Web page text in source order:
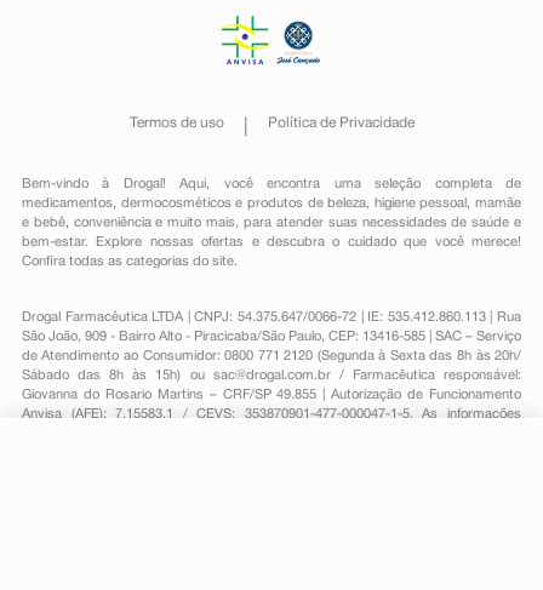
Termos de uso Política de Privacidade
Bem-vindo à Drogal! Aqui, você encontra uma seleção completa de
medicamentos , dermocosméticos e produtos de beleza, higiene pessoal ,mamãe
e bebê, conveniênciae muito mais, para atender suas necessidades de saúde e
bem-estar. Explore nossas ofertas e descubra o cuidado que você merece!
Confira todas as categorias do site.
Drogal Farmacêutica LTDA | CNPJ: 54.375.647/0066-72 | IE: 535.412.860.113 | Rua
São João, 909 - Bairro Alto - Piracicaba/São Paulo, CEP: 13416-585 | SAC – Serviço
de Atendimento ao Consumidor: 0800 771 2120 (Segunda à Sexta das 8h às 20h/
Sábado das 8h às 15h) ou sac@drogal.com.br/ Farmacêutica responsável:
Giovanna do Rosario Martins – CRF/SP 49.855 | Autorização de Funcionamento
Anvisa (AFE): 7.15583.1 / CEVS: 353870901-477-000047-1-5. As informações